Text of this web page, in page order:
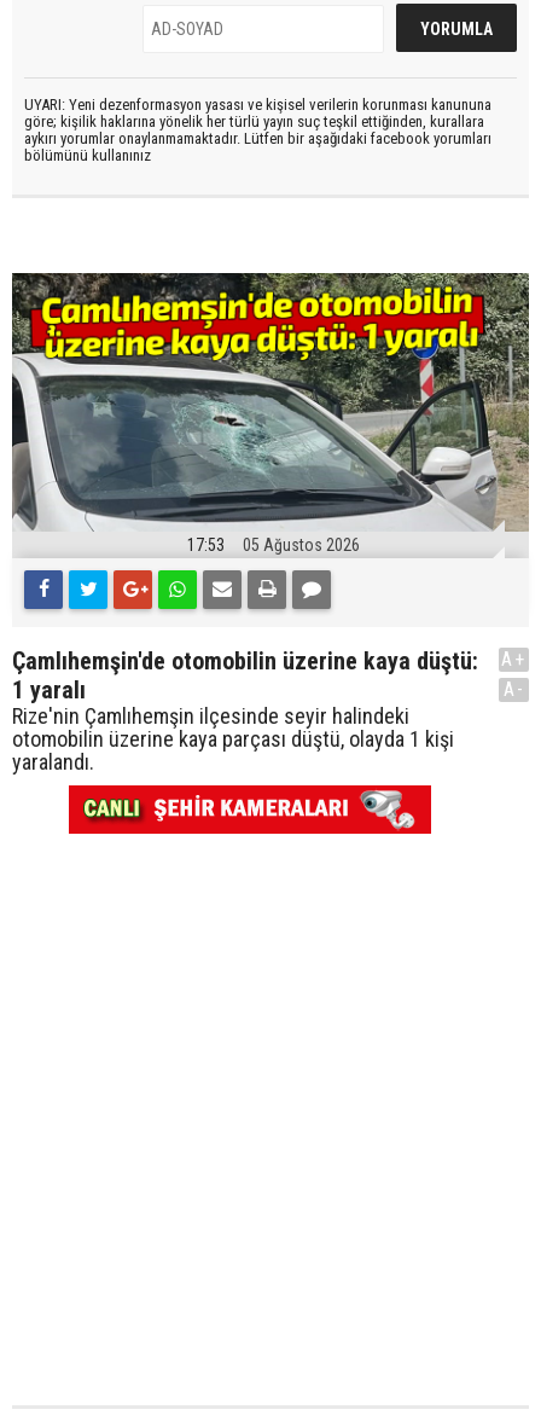
UYARI: Yeni dezenformasyon yasası ve kişisel verilerin korunması kanununa
göre; kişilik haklarına yönelik her türlü yayın suç teşkil ettiğinden, kurallara
aykırı yorumlar onaylanmamaktadır. Lütfen bir aşağıdaki facebook yorumları
bölümünü kullanınız
17:53 05 Ağustos 2026
Çamlıhemşin'de otomobilin üzerine kaya düştü:
1 yaralı
Rize'nin Çamlıhemşin ilçesinde seyir halindeki
otomobilin üzerine kaya parçası düştü, olayda 1 kişi
yaralandı.
A+
A-